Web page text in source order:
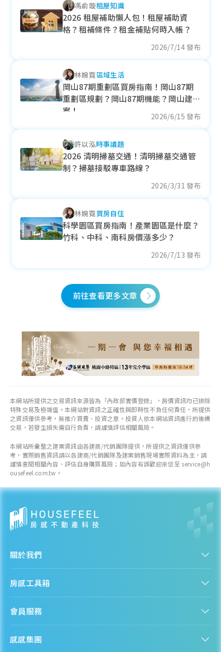
各季房價趨勢
近一年成交單價
31.99萬元/坪
- 1.11%
25.61萬元/坪
- 7.25%
各季房價趨勢
阿蓮區
24.77萬元/坪
- 0.21%
各季房價趨勢
永安區
近一年成交單價
--萬元/坪
--
近一年成交單價
15.99
- 36.63%
馮俞璇租屋知識
2026 租屋補助懶人包！租屋補助資
格？租補條件？租金補貼何時入帳？
2026/7/14 發布
林婉霓區域生活
岡山87期重劃區買房指南！岡山87期
重劃區規劃？岡山87期機能？岡山建
案！
2026/6/15 發布
許以泓時事議題
2026 清明掃墓交通！清明掃墓交通管
制？掃墓接駁專車路線？
2026/3/31 發布
林婉霓買房自住
科學園區買房指南！產業園區是什麼？
竹科、中科、南科房價漲多少？
2026/7/13 發布
前往查看更多文章
本網站所提供之交易資訊來源皆為「內政部實價登錄」，房價資訊均已排除
特殊交易及極端值。本網站對資訊之正確性與即時性不負任何責任，所提供
之資訊僅供參考，無推介買賣、投資之意。投資人依本網站資訊進行的後續
交易，若發生損失需自行負責，請謹慎評估相關風險。
本網站所彙整之建案資訊由各建商/代銷團隊提供，所提供之資訊僅供參
考，實際銷售資訊請以各建商/代銷團隊及建案銷售現場實際資料為主，請
謹慎查閱相關內容、評估自身購買風險；如內容有誤歡迎來信至 service@h
ousefeel.com.tw。
關於我們
人才招募
隱私政策
資訊安全政策
聯絡我們
房感工具箱
購屋能力試算
熱門區域分析
會員服務
會員專區
感感集團